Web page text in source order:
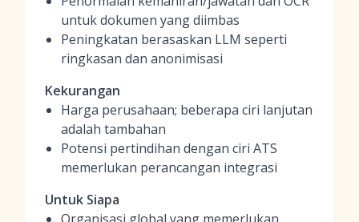
untuk dokumen yang diimbas
Peningkatan berasaskan LLM seperti
ringkasan dan anonimisasi
Kekurangan
Harga perusahaan; beberapa ciri lanjutan
adalah tambahan
Potensi pertindihan dengan ciri ATS
memerlukan perancangan integrasi
Untuk Siapa